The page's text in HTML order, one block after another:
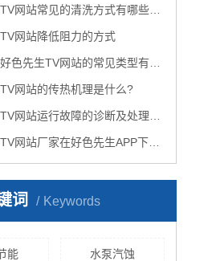
网站常见的清洗方式有哪些？
网站降低阻力的方式
色先生TV网站的常见类型有哪些
网站的传热机理是什么?
网站运行故障的诊断及处理方法
在好色先生APP下载苹果手机安装生活中有哪些作用？
词 Keywords
能 水泵汽蚀